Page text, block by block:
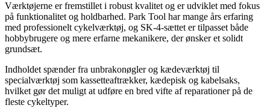
Værktøjerne er fremstillet i robust kvalitet og er udviklet med fokus
på funktionalitet og holdbarhed. Park Tool har mange års erfaring
med professionelt cykelværktøj, og SK-4-sættet er tilpasset både
hobbybrugere og mere erfarne mekanikere, der ønsker et solidt
grundsæt.
Indholdet spænder fra unbrakonøgler og kædeværktøj til
specialværktøj som kassetteaftrækker, kædepisk og kabelsaks,
hvilket gør det muligt at udføre en bred vifte af reparationer på de
fleste cykeltyper.